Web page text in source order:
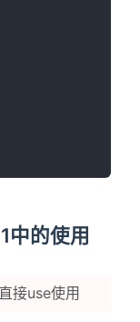
的使用
接use使用